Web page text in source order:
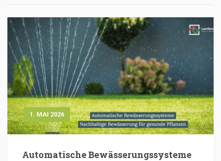
1. MAI 2026
Automatische Bewässerungssysteme